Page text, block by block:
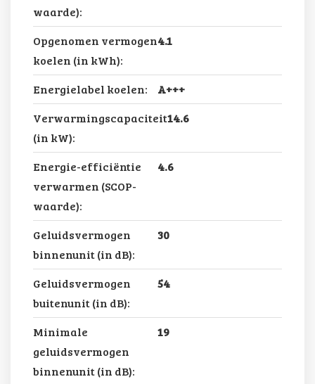
waarde):
Opgenomen vermogen
koelen (in kWh):
4.1
Energielabel koelen:
A+++
Verwarmingscapaciteit
(in kW):
14.6
Energie-efficiëntie
verwarmen (SCOP-
waarde):
4.6
Geluidsvermogen
binnenunit (in dB):
30
Geluidsvermogen
buitenunit (in dB):
54
Minimale
geluidsvermogen
binnenunit (in dB):
19